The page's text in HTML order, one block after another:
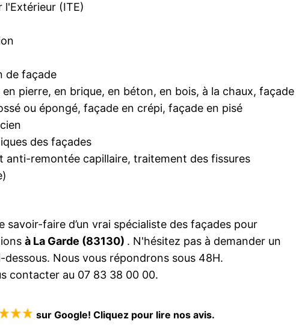
l'Extérieur (ITE)
de façade
pierre, en brique, en béton, en bois, à la chaux, façade
ou épongé, façade en crépi, façade en pisé
des façades
anti-remontée capillaire, traitement des fissures
savoir-faire d’un vrai spécialiste des façades pour
à La Garde (83130) . N'hésitez pas à demander un
Nous vous répondrons sous 48H.
contacter au 07 83 38 00 00.
sur Google! Cliquez pour lire nos avis.